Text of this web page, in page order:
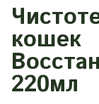
кошек
220мл